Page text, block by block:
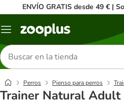
ENVÍO GRATIS desde 49 € |
Menú
Buscar
productos
Perros Pienso para perros
Trainer Natural Adult